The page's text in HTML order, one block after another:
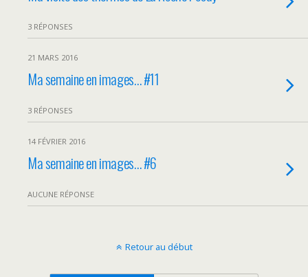
3 RÉPONSES
21 MARS 2016
Ma semaine en images… #11
3 RÉPONSES
14 FÉVRIER 2016
Ma semaine en images… #6
AUCUNE RÉPONSE
Retour au début